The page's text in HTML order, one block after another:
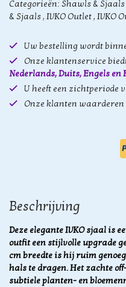
Categorieën: Shawls & Sjaals
& Sjaals, IVKO Outlet, IVKO
Uw bestelling wordt
Onze klantenservice
Nederlands, Duits, Engels en
U heeft een zichtperiode
Onze klanten waarderen
Beschrijving
Deze elegante IVKO sjaal is
outfit een stijlvolle upgrade
cm breedte is hij ruim
hals te dragen. Het zachte
subtiele planten- en